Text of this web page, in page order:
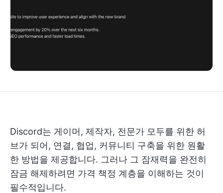
Discord는 게이머, 제작자, 전문가 모두를 위한 허
브가 되어, 연결, 협업, 커뮤니티 구축을 위한 원활
한 방법을 제공합니다. 그러나 그 잠재력을 완전히
잠금 해제하려면 가격 책정 계층을 이해하는 것이
필수적입니다.